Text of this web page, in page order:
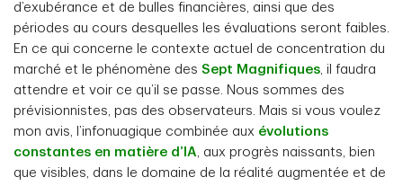
d’exubérance et de bulles financières, ainsi que des
périodes au cours desquelles les évaluations seront faibles.
En ce qui concerne le contexte actuel de concentration du
marché et le phénomène des Sept Magnifiques, il faudra
attendre et voir ce qu’il se passe. Nous sommes des
prévisionnistes, pas des observateurs. Mais si vous voulez
mon avis, l’infonuagique combinée aux évolutions
constantes en matière d’IA, aux progrès naissants, bien
que visibles, dans le domaine de la réalité augmentée et de